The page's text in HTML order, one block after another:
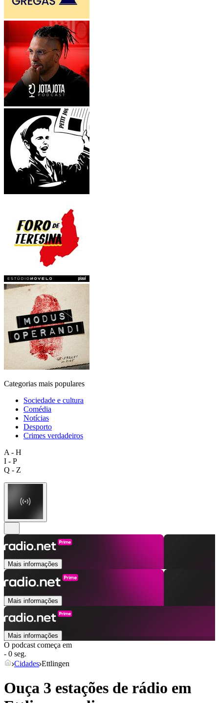
Categorias mais populares
Sociedade e cultura
Comédia
Notícias
Desporto
Crimes verdadeiros
A - H
I - P
Q - Z
Mais informações
Mais informações
Mais informações
O podcast começa em
- 0 seg.
Cidades Ettlingen
Ouça 3 estações de rádio em